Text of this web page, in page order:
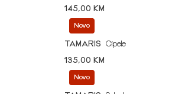
145,00 KM
Novo
TAMARIS
Cipele
135,00 KM
Novo